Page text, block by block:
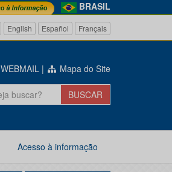
BRASIL
English Español Français
WEBMAIL | Mapa do Site
Acesso à informação